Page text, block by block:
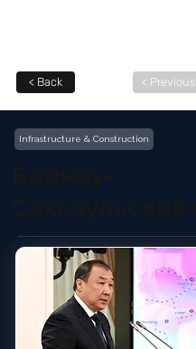
< Back < Previous
Infrastructure & Construction